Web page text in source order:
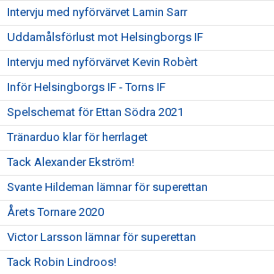
Intervju med nyförvärvet Lamin Sarr
Uddamålsförlust mot Helsingborgs IF
Intervju med nyförvärvet Kevin Robèrt
Inför Helsingborgs IF - Torns IF
Spelschemat för Ettan Södra 2021
Tränarduo klar för herrlaget
Tack Alexander Ekström!
Svante Hildeman lämnar för superettan
Årets Tornare 2020
Victor Larsson lämnar för superettan
Tack Robin Lindroos!